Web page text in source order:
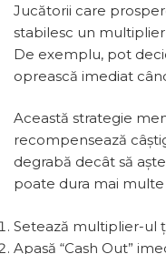
Jucătorii care
stabilesc un multiplier
De exemplu, pot
oprească imediat
Această strategie
recompensează
degrabă decât să
poate dura mai
Setează multiplier-ul
Apasă “Cash Out”